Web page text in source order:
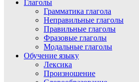
Глаголы
Грамматика глагола
Неправильные глаголы
Правильные глаголы
Фразовые глаголы
Модальные глаголы
Обучение языку
Лексика
Произношение